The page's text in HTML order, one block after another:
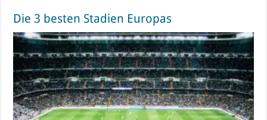
Die 3 besten Stadien Europas